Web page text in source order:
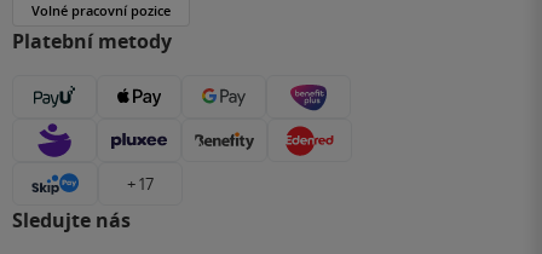
Volné pracovní pozice
Platební metody
+ 17
Sledujte nás